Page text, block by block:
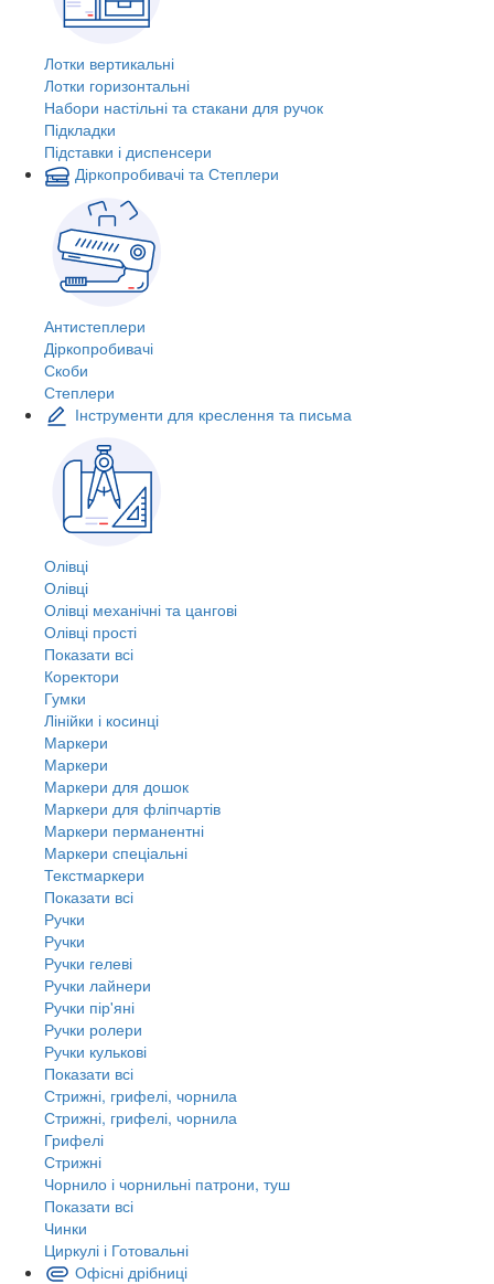
Лотки вертикальні
Лотки горизонтальні
Набори настільні та стакани для ручок
Підкладки
Підставки і диспенсери
Діркопробивачі та Степлери
Антистеплери
Діркопробивачі
Скоби
Степлери
Інструменти для креслення та письма
Олівці
Олівці
Олівці механічні та цангові
Олівці прості
Показати всі
Коректори
Гумки
Лінійки і косинці
Маркери
Маркери
Маркери для дошок
Маркери для фліпчартів
Маркери перманентні
Маркери спеціальні
Текстмаркери
Показати всі
Ручки
Ручки
Ручки гелеві
Ручки лайнери
Ручки пір'яні
Ручки ролери
Ручки кулькові
Показати всі
Стрижні, грифелі, чорнила
Стрижні, грифелі, чорнила
Грифелі
Стрижні
Чорнило і чорнильні патрони, туш
Показати всі
Чинки
Циркулі і Готовальні
Офісні дрібниці